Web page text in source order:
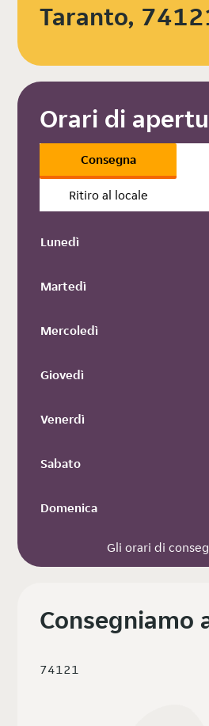
Taranto,
Orari di
Consegna
Ritiro al locale
Lunedì
Martedì
Mercoledì
Giovedì
Venerdì
Sabato
Domenica
Gli orari di
Consegniamo
74121